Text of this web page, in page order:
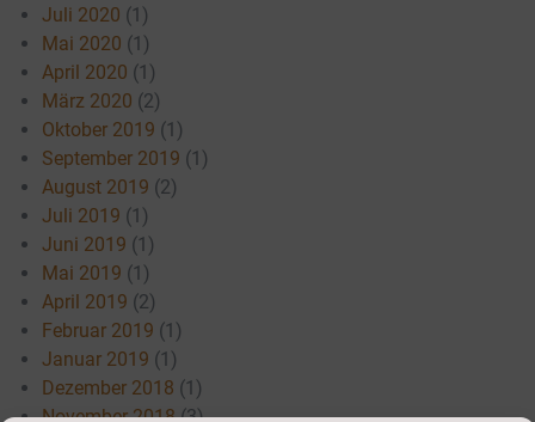
Juli 2020 (1)
Mai 2020 (1)
April 2020 (1)
März 2020 (2)
Oktober 2019 (1)
September 2019 (1)
August 2019 (2)
Juli 2019 (1)
Juni 2019 (1)
Mai 2019 (1)
April 2019 (2)
Februar 2019 (1)
Januar 2019 (1)
Dezember 2018 (1)
November 2018(3)